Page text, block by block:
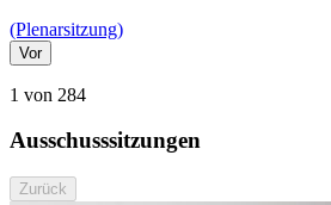
(Plenarsitzung)
Vor
1 von 284
Ausschusssitzungen
Zurück